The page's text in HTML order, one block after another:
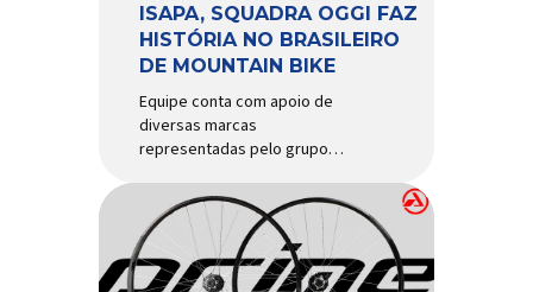
ISAPA, SQUADRA OGGI FAZ
HISTÓRIA NO BRASILEIRO
DE MOUNTAIN BIKE
Equipe conta com apoio de
diversas marcas
representadas pelo grupo
Finish Lline, Park Tool, Protaper
e Zéfal Histórico. Assim pode
ser definida a participação da
Squadra Oggi no Campeonato